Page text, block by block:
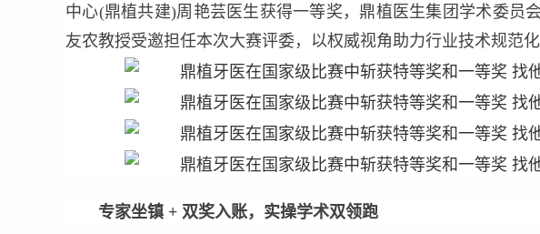
中心(鼎植共建)周艳芸医生获得一等奖，鼎植医生集团学术委员
友农教授受邀担任本次大赛评委，以权威视角助力行业技术规范化
专家坐镇 + 双奖入账，实操学术双领跑